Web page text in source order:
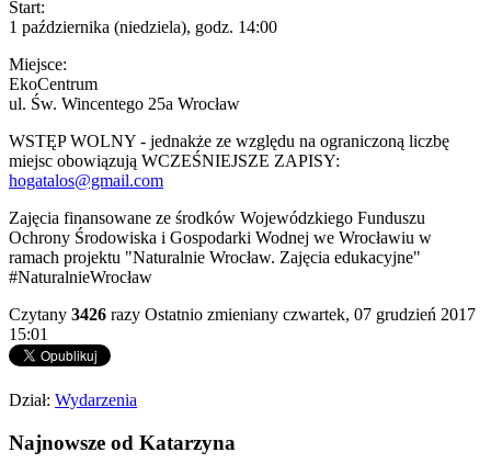
Start:
1 października (niedziela), godz. 14:00
Miejsce:
EkoCentrum
ul. Św. Wincentego 25a Wrocław
WSTĘP WOLNY - jednakże ze względu na ograniczoną liczbę
miejsc obowiązują WCZEŚNIEJSZE ZAPISY:
hogatalos@gmail.com
Zajęcia finansowane ze środków Wojewódzkiego Funduszu
Ochrony Środowiska i Gospodarki Wodnej we Wrocławiu w
ramach projektu "Naturalnie Wrocław. Zajęcia edukacyjne"
#NaturalnieWrocław
Czytany 3426 razy Ostatnio zmieniany czwartek, 07 grudzień 2017
15:01
Dział: Wydarzenia
Najnowsze od Katarzyna